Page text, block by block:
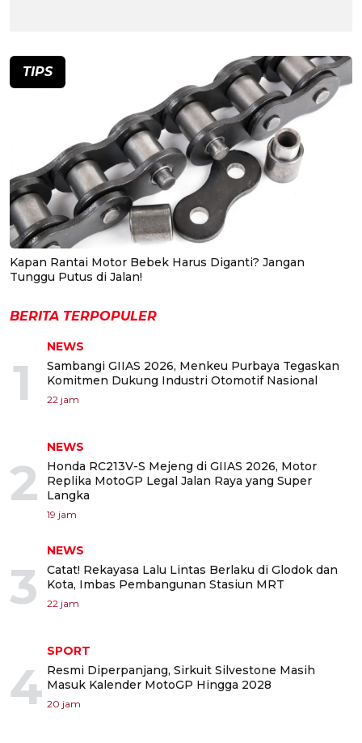
TIPS
Kapan Rantai Motor Bebek Harus Diganti? Jangan
Tunggu Putus di Jalan!
BERITA TERPOPULER
1
NEWS
Sambangi GIIAS 2026, Menkeu Purbaya Tegaskan
Komitmen Dukung Industri Otomotif Nasional
22 jam
2
NEWS
Honda RC213V-S Mejeng di GIIAS 2026, Motor
Replika MotoGP Legal Jalan Raya yang Super
Langka
19 jam
3
NEWS
Catat! Rekayasa Lalu Lintas Berlaku di Glodok dan
Kota, Imbas Pembangunan Stasiun MRT
22 jam
4
SPORT
Resmi Diperpanjang, Sirkuit Silvestone Masih
Masuk Kalender MotoGP Hingga 2028
20 jam